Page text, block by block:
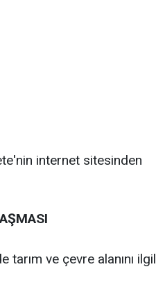
internet sitesinden
tarım ve çevre alanını